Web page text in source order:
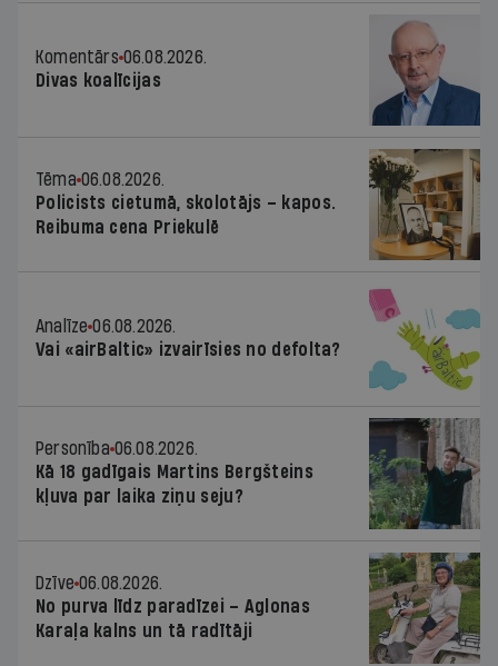
Komentārs 06.08.2026.
Divas koalīcijas
Tēma 06.08.2026.
Policists cietumā, skolotājs – kapos.
Reibuma cena Priekulē
Analīze 06.08.2026.
Vai «airBaltic» izvairīsies no defolta?
Personība 06.08.2026.
Kā 18 gadīgais Martins Bergšteins
kļuva par laika ziņu seju?
Dzīve 06.08.2026.
No purva līdz paradīzei – Aglonas
Karaļa kalns un tā radītāji